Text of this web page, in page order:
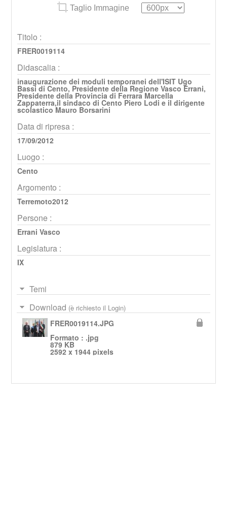
Taglio Immagine
Titolo :
FRER0019114
Didascalia :
inaugurazione dei moduli temporanei dell'ISIT Ugo
Bassi di Cento, Presidente della Regione Vasco Errani,
Presidente della Provincia di Ferrara Marcella
Zappaterra,il sindaco di Cento Piero Lodi e il dirigente
scolastico Mauro Borsarini
Data di ripresa :
17/09/2012
Luogo :
Cento
Argomento :
Terremoto2012
Persone :
Errani Vasco
Legislatura :
IX
Temi
Download (è richiesto il Login)
FRER0019114.JPG
Formato : .jpg
879 KB
2592 x 1944 pixels